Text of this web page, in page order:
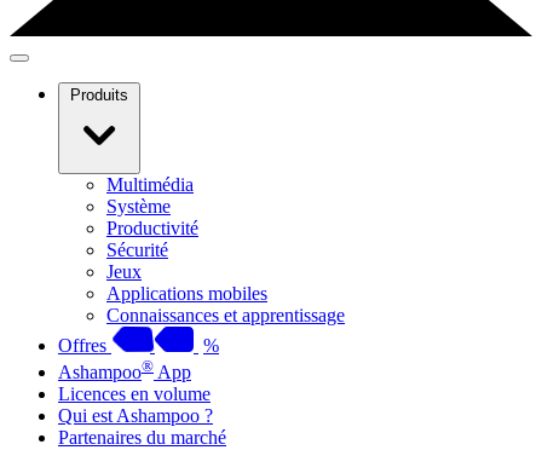
Produits
Multimédia
Système
Productivité
Sécurité
Jeux
Applications mobiles
Connaissances et apprentissage
Offres
%
Ashampoo® App
Licences en volume
Qui est Ashampoo ?
Partenaires du marché